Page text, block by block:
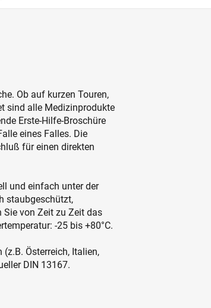
Ob auf kurzen Touren,
sind alle Medizinprodukte
Erste-Hilfe-Broschüre
eines Falles. Die
für einen direkten
und einfach unter der
staubgeschützt,
von Zeit zu Zeit das
-25 bis +80°C.
Österreich, Italien,
DIN 13167.